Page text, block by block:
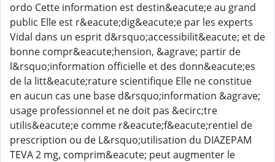
ordo Cette information est destin&eacute;e au grand
public Elle est r&eacute;dig&eacute;e par les experts
Vidal dans un esprit d&rsquo;accessibilit&eacute; et de
bonne compr&eacute;hension, &agrave; partir de
l&rsquo;information officielle et des donn&eacute;es
de la litt&eacute;rature scientifique Elle ne constitue
en aucun cas une base d&rsquo;information &agrave;
usage professionnel et ne doit pas &ecirc;tre
utilis&eacute;e comme r&eacute;f&eacute;rentiel de
prescription ou de L&rsquo;utilisation du DIAZEPAM
TEVA 2 mg, comprim&eacute; peut augmenter le